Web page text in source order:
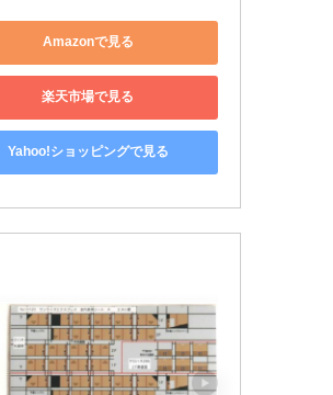
Amazonで見る
楽天市場で見る
Yahoo!ショッピングで見る